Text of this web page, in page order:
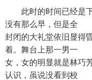
此时的时间已经是下
没有那么早，但是全
封闭的大礼堂依旧显得
着。舞台上那一男一
女，女的明显就是林巧
认识，虽说没看到校